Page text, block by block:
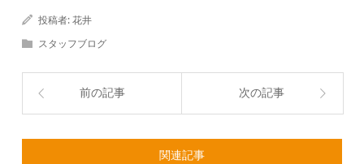
投稿者:花井
スタッフブログ
前の記事 次の記事
関連記事